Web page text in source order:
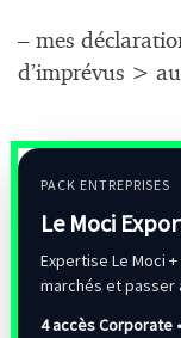
– mes
d’imprévus >
PACK ENTREPRISES
Le Moci
Expertise Le Moci
marchés et passer
4 accès Corporate